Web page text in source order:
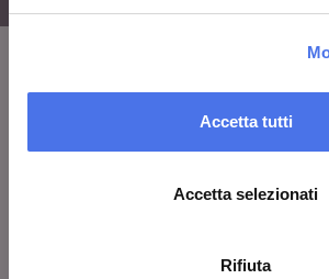
Accetta tutti
Accetta selezionati
Rifiuta
Lascia un commento